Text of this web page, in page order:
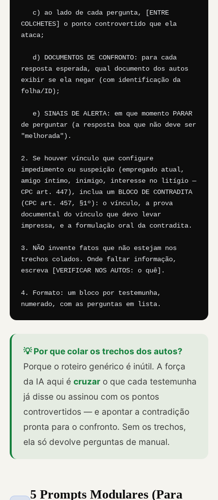
COLCHETES] o ponto controvertido que ela
ataca;
resposta esperada, qual documento dos autos
exibir se ela negar (com identificação da
folha/ID);
de perguntar (a resposta boa que não deve ser
"melhorada").
2. Se houver vínculo que configure
impedimento ou suspeição (empregado atual,
amigo íntimo, inimigo, interesse no litígio —
CPC art. 447), inclua um BLOCO DE CONTRADITA
(CPC art. 457, §1º): o vínculo, a prova
documental do vínculo que devo levar
impressa, e a formulação oral da contradita.
3. NÃO invente fatos que não estejam nos
trechos colados. Onde faltar informação,
escreva [VERIFICAR NOS AUTOS: o quê].
4. Formato: um bloco por testemunha,
numerado, com as perguntas em lista.
💡 Por que colar os trechos dos autos?
Porque o roteiro genérico é inútil. A força
da IA aqui é cruzar o que cada testemunha
já disse ou assinou com os pontos
controvertidos — e apontar a contradição
pronta para o confronto. Sem os trechos,
ela só devolve perguntas de manual.
5 Prompts Modulares (Para